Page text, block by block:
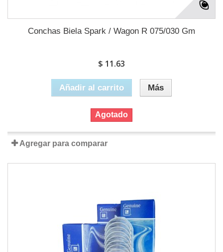
Conchas Biela Spark / Wagon R 075/030 Gm
$ 11.63
Añadir al carrito Más
Agotado
Agregar para comparar